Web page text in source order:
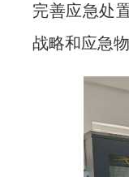
完善应急处
战略和应急